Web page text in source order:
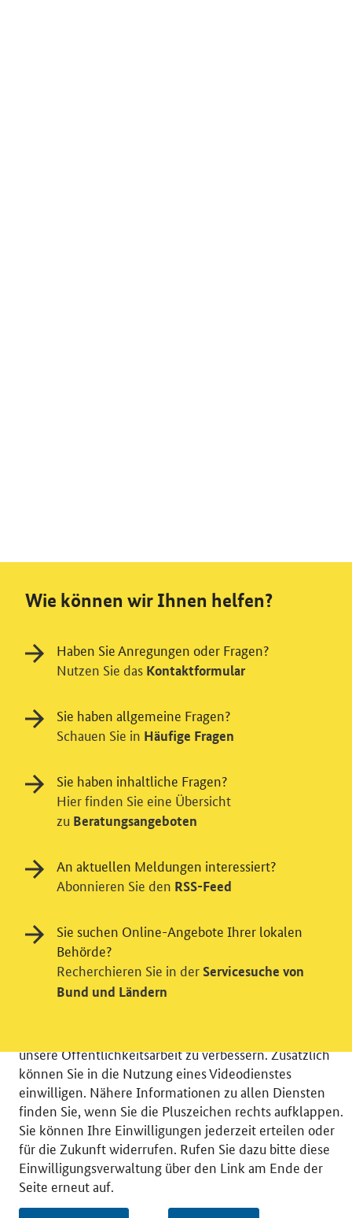
© 2026 Bundesministerium für Wirtschaft und Energie
RSS
Benutzerhinweise
Inhaltsverzeichnis
Impressum
Barrierefreiheit
Datenschutz
Einwilligungsverwaltung
Einwilligung in Tracking und / oder
Videodienst
Wir bitten Sie an dieser Stelle um Ihre Einwilligung für
verschiedene Zusatzdienste unserer Webseite: Wir
unsere Öffentlichkeitsarbeit zu verbessern. Zusätzlich
können Sie in die Nutzung eines Videodienstes
einwilligen. Nähere Informationen zu allen Diensten
finden Sie, wenn Sie die Pluszeichen rechts aufklappen.
Sie können Ihre Einwilligungen jederzeit erteilen oder
für die Zukunft widerrufen. Rufen Sie dazu bitte diese
Einwilligungsverwaltung über den Link am Ende der
Seite erneut auf.
Wie können wir Ihnen helfen?
Haben Sie Anregungen oder Fragen?
Nutzen Sie das Kontaktformular
Sie haben allgemeine Fragen?
Schauen Sie in Häufige Fragen
Sie haben inhaltliche Fragen?
Hier finden Sie eine Übersicht
zu Beratungsangeboten
An aktuellen Meldungen interessiert?
Abonnieren Sie den RSS-Feed
Sie suchen Online-Angebote Ihrer lokalen
Behörde?
Recherchieren Sie in der Servicesuche von
Bund und Ländern